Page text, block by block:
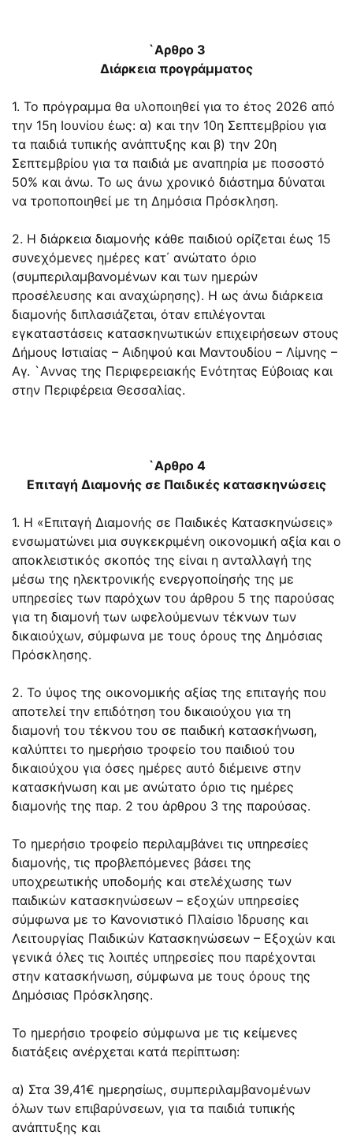
`Αρθρο 3
Διάρκεια προγράμματος
1. Το πρόγραμμα θα υλοποιηθεί για το έτος 2026 από
την 15η Ιουνίου έως: α) και την 10η Σεπτεμβρίου για
τα παιδιά τυπικής ανάπτυξης και β) την 20η
Σεπτεμβρίου για τα παιδιά με αναπηρία με ποσοστό
50% και άνω. Το ως άνω χρονικό διάστημα δύναται
να τροποποιηθεί με τη Δημόσια Πρόσκληση.
2. Η διάρκεια διαμονής κάθε παιδιού ορίζεται έως 15
συνεχόμενες ημέρες κατ΄ ανώτατο όριο
(συμπεριλαμβανομένων και των ημερών
προσέλευσης και αναχώρησης). Η ως άνω διάρκεια
διαμονής διπλασιάζεται, όταν επιλέγονται
εγκαταστάσεις κατασκηνωτικών επιχειρήσεων στους
Δήμους Ιστιαίας – Αιδηψού και Μαντουδίου – Λίμνης –
Αγ. `Αννας της Περιφερειακής Ενότητας Εύβοιας και
στην Περιφέρεια Θεσσαλίας.
`Αρθρο 4
Επιταγή Διαμονής σε Παιδικές κατασκηνώσεις
1. Η «Επιταγή Διαμονής σε Παιδικές Κατασκηνώσεις»
ενσωματώνει μια συγκεκριμένη οικονομική αξία και ο
αποκλειστικός σκοπός της είναι η ανταλλαγή της
μέσω της ηλεκτρονικής ενεργοποίησής της με
υπηρεσίες των παρόχων του άρθρου 5 της παρούσας
για τη διαμονή των ωφελούμενων τέκνων των
δικαιούχων, σύμφωνα με τους όρους της Δημόσιας
Πρόσκλησης.
2. Το ύψος της οικονομικής αξίας της επιταγής που
αποτελεί την επιδότηση του δικαιούχου για τη
διαμονή του τέκνου του σε παιδική κατασκήνωση,
καλύπτει το ημερήσιο τροφείο του παιδιού του
δικαιούχου για όσες ημέρες αυτό διέμεινε στην
κατασκήνωση και με ανώτατο όριο τις ημέρες
διαμονής της παρ. 2 του άρθρου 3 της παρούσας.
Το ημερήσιο τροφείο περιλαμβάνει τις υπηρεσίες
διαμονής, τις προβλεπόμενες βάσει της
υποχρεωτικής υποδομής και στελέχωσης των
παιδικών κατασκηνώσεων – εξοχών υπηρεσίες
σύμφωνα με το Κανονιστικό Πλαίσιο Ίδρυσης και
Λειτουργίας Παιδικών Κατασκηνώσεων – Εξοχών και
γενικά όλες τις λοιπές υπηρεσίες που παρέχονται
στην κατασκήνωση, σύμφωνα με τους όρους της
Δημόσιας Πρόσκλησης.
Το ημερήσιο τροφείο σύμφωνα με τις κείμενες
διατάξεις ανέρχεται κατά περίπτωση:
α) Στα 39,41€ ημερησίως, συμπεριλαμβανομένων
όλων των επιβαρύνσεων, για τα παιδιά τυπικής
ανάπτυξης και